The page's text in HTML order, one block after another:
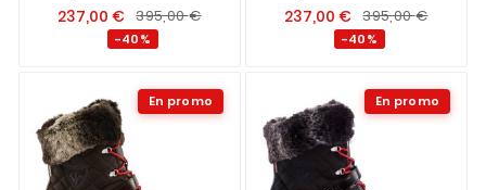
237,00€ 395,00€
-40%
237,00€ 395,00€
-40%
En promo En promo